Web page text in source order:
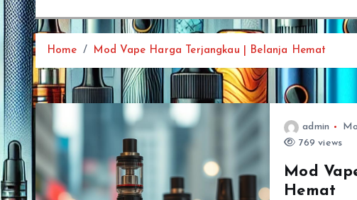
Home Mod Vape Harga Terjangkau | Belanja Hemat
admin
769 views
Mod
Hemat